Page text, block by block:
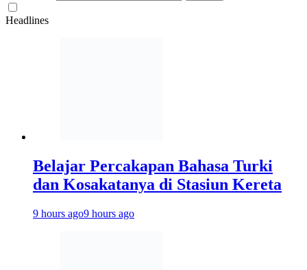
Headlines
Belajar Percakapan Bahasa Turki
dan Kosakatanya di Stasiun Kereta
9 hours ago9 hours ago